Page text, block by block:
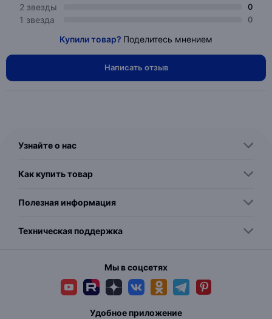
2 звезды 0
1 звезда 0
Купили товар? Поделитесь мнением
Написать отзыв
Узнайте о нас
Как купить товар
Полезная информация
Техническая поддержка
Мы в соцсетях
Удобное приложение